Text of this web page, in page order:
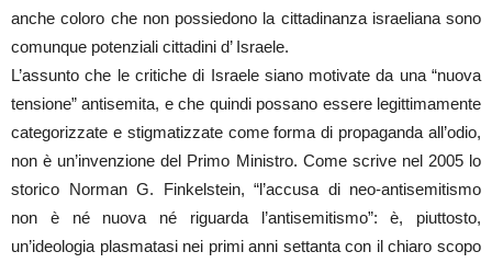
anche coloro che non possiedono la cittadinanza israeliana sono
comunque potenziali cittadini d’ Israele.
L’assunto che le critiche di Israele siano motivate da una “nuova
tensione” antisemita, e che quindi possano essere legittimamente
categorizzate e stigmatizzate come forma di propaganda all’odio,
non è un’invenzione del Primo Ministro. Come scrive nel 2005 lo
storico Norman G. Finkelstein, “l’accusa di neo-antisemitismo
non è né nuova né riguarda l’antisemitismo”: è, piuttosto,
un’ideologia plasmatasi nei primi anni settanta con il chiaro scopo